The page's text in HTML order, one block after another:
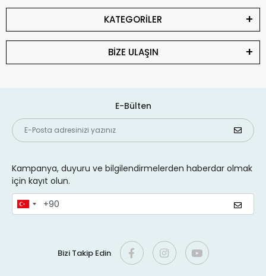
KATEGORİLER
BİZE ULAŞIN
E-Bülten
Kampanya, duyuru ve bilgilendirmelerden haberdar olmak
için kayıt olun.
Bizi Takip Edin